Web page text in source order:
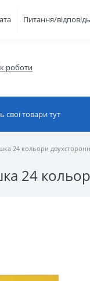
Питання/відповідь
роботи
24 кольори
24